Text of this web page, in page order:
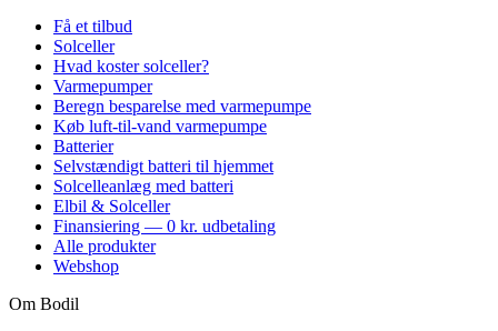
Få et tilbud
Solceller
Hvad koster solceller?
Varmepumper
Beregn besparelse med varmepumpe
Køb luft-til-vand varmepumpe
Batterier
Selvstændigt batteri til hjemmet
Solcelleanlæg med batteri
Elbil & Solceller
Finansiering — 0 kr. udbetaling
Alle produkter
Webshop
Om Bodil